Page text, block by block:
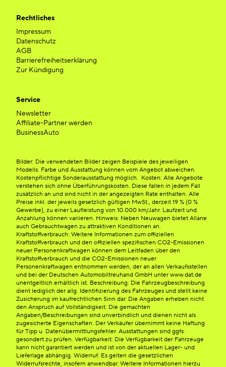
Rechtliches
Impressum
Datenschutz
AGB
Barrierefreiheitserklärung
Zur Kündigung
Service
Newsletter
Affiliate-Partner werden
BusinessAuto
Bilder: Die verwendeten Bilder zeigen Beispiele des jeweiligen
Modells. Farbe und Ausstattung können vom Angebot abweichen.
Kostenpflichtige Sonderausstattung möglich. Kosten: Alle Angebote
verstehen sich ohne Überführungskosten. Diese fallen in jedem Fall
zusätzlich an und sind nicht in der angezeigten Rate enthalten. Alle
Preise inkl. der jeweils gesetzlich gültigen MwSt., derzeit 19 % (0 %
Gewerbe), zu einer Laufleistung von 10.000 km/Jahr. Laufzeit und
Anzahlung können variieren. Hinweis: Neben Neuwagen bietet Allane
auch Gebrauchtwagen zu attraktiven Konditionen an.
Kraftstoffverbrauch: Weitere Informationen zum offiziellen
Kraftstoffverbrauch und den offiziellen spezifischen CO2-Emissionen
neuer Personenkraftwagen können dem Leitfaden über den
Kraftstoffverbrauch und die CO2-Emissionen neuer
Personenkraftwagen entnommen werden, der an allen Verkaufsstellen
und bei der Deutschen Automobiltreuhand GmbH unter www.dat.de
unentgeltlich erhältlich ist. Beschreibung: Die Fahrzeugbeschreibung
dient lediglich der allg. Identifizierung des Fahrzeuges und stellt keine
Zusicherung im kaufrechtlichen Sinn dar. Die Angaben erheben nicht
den Anspruch auf Vollständigkeit. Die gemachten
Angaben/Beschreibungen sind unverbindlich und dienen nicht als
zugesicherte Eigenschaften. Der Verkäufer übernimmt keine Haftung
für Tipp u. Datenübermittlungsfehler. Ausstattungen sind ggfs.
gesondert zu prüfen. Verfügbarkeit: Die Verfügbarkeit der Fahrzeuge
kann nicht garantiert werden und ist von der aktuellen Lager- und
Lieferlage abhängig. Widerruf: Es gelten die gesetzlichen
Widerrufsrechte, insofern anwendbar. Weitere Informationen hierzu